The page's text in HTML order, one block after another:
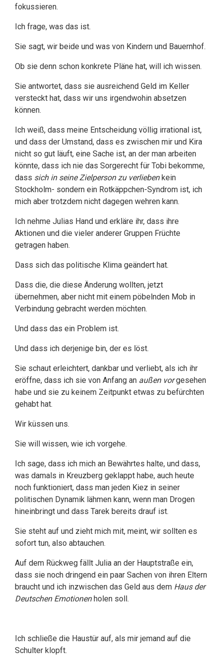
fokussieren.
Ich frage, was das ist.
Sie sagt, wir beide und was von Kindern und Bauernhof.
Ob sie denn schon konkrete Pläne hat, will ich wissen.
Sie antwortet, dass sie ausreichend Geld im Keller
versteckt hat, dass wir uns irgendwohin absetzen
können.
Ich weiß, dass meine Entscheidung völlig irrational ist,
und dass der Umstand, dass es zwischen mir und Kira
nicht so gut läuft, eine Sache ist, an der man arbeiten
könnte, dass ich nie das Sorgerecht für Tobi bekomme,
dass sich in seine Zielperson zu verliebenkein
Stockholm- sondern ein Rotkäppchen-Syndrom ist, ich
mich aber trotzdem nicht dagegen wehren kann.
Ich nehme Julias Hand und erkläre ihr, dass ihre
Aktionen und die vieler anderer Gruppen Früchte
getragen haben.
Dass sich das politische Klima geändert hat.
Dass die, die diese Änderung wollten, jetzt
übernehmen, aber nicht mit einem pöbelnden Mob in
Verbindung gebracht werden möchten.
Und dass das ein Problem ist.
Und dass ich derjenige bin, der es löst.
Sie schaut erleichtert, dankbar und verliebt, als ich ihr
eröffne, dass ich sie von Anfang an außen vorgesehen
habe und sie zu keinem Zeitpunkt etwas zu befürchten
gehabt hat.
Wir küssen uns.
Sie will wissen, wie ich vorgehe.
Ich sage, dass ich mich an Bewährtes halte, und dass,
was damals in Kreuzberg geklappt habe, auch heute
noch funktioniert, dass man jeden Kiez in seiner
politischen Dynamik lähmen kann, wenn man Drogen
hineinbringt und dass Tarek bereits drauf ist.
Sie steht auf und zieht mich mit, meint, wir sollten es
sofort tun, also abtauchen.
Auf dem Rückweg fällt Julia an der Hauptstraße ein,
dass sie noch dringend ein paar Sachen von ihren Eltern
braucht und ich inzwischen das Geld aus dem Haus der
Deutschen Emotionenholen soll.
Ich schließe die Haustür auf, als mir jemand auf die
Schulter klopft.